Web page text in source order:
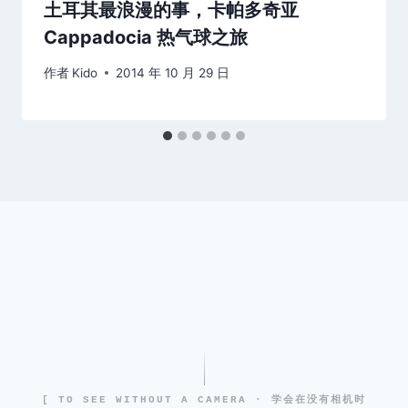
土耳其最浪漫的事，卡帕多奇亚
Cappadocia 热气球之旅
作者 Kido 2014 年 10 月 29 日
[ TO SEE WITHOUT A CAMERA · 学会在没有相机时